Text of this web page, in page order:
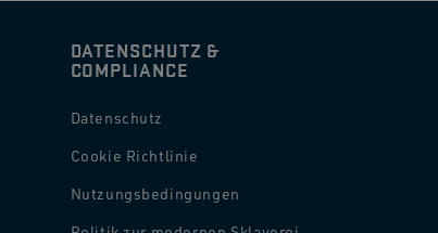
DATENSCHUTZ &
COMPLIANCE
Datenschutz
Cookie Richtlinie
Nutzungsbedingungen